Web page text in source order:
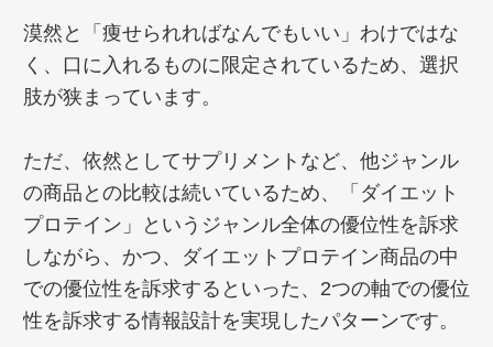
漠然と「痩せられればなんでもいい」わけではな
く、口に入れるものに限定されているため、選択
肢が狭まっています。
ただ、依然としてサプリメントなど、他ジャンル
の商品との比較は続いているため、「ダイエット
プロテイン」というジャンル全体の優位性を訴求
しながら、かつ、ダイエットプロテイン商品の中
での優位性を訴求するといった、2つの軸での優位
性を訴求する情報設計を実現したパターンです。